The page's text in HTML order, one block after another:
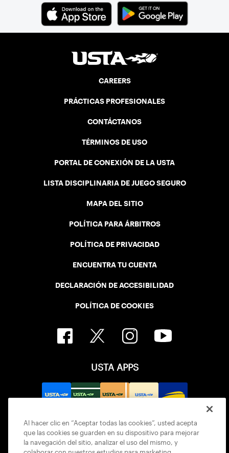
CAREERS
PRÁCTICAS PROFESIONALES
CONTÁCTANOS
TÉRMINOS DE USO
PORTAL DE CONEXIÓN DE LA USTA
LISTA DISCIPLINARIA DE JUEGO SEGURO
MAPA DEL SITIO
POLÍTICA PARA ÁRBITROS
POLÍTICA DE PRIVACIDAD
ENCUENTRA TU CUENTA
DECLARACIÓN DE ACCESIBILIDAD
POLÍTICA DE COOKIES
USTA APPS
Al hacer clic en “Aceptar todas las cookies”, usted acepta
que las cookies se guarden en su dispositivo para mejorar
la navegación del sitio, analizar el uso del mismo, y